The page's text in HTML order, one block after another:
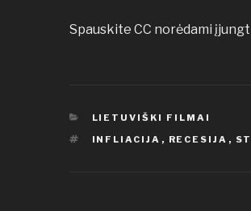
Spauskite CC norėdami
KATEGORIJOS
LIETUVIŠKI FILMAI
ŽYMOS
INFLIACIJA , RECESIJA ,